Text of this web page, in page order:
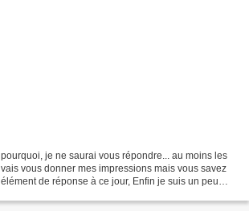
je ne saurai vous répondre... au moins les
vous donner mes impressions mais vous savez
de réponse à ce jour, Enfin je suis un peu